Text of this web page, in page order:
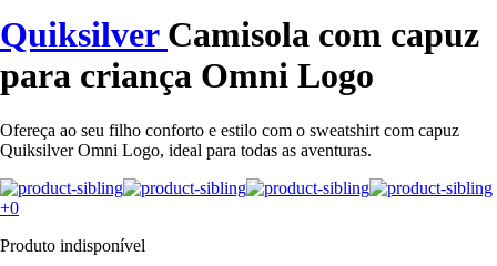
Quiksilver Camisola com capuz
para criança Omni Logo
Ofereça ao seu filho conforto e estilo com o sweatshirt com capuz
Quiksilver Omni Logo, ideal para todas as aventuras.
+0
Produto indisponível